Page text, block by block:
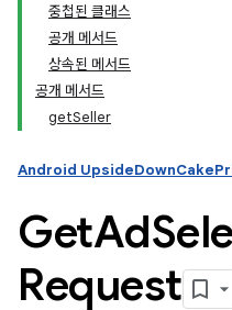
중첩된 클래스
공개 메서드
상속된 메서드
공개 메서드
getSeller
Android
GetAd
Request